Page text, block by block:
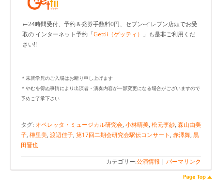
←24時間受付、予約＆発券手数料0円、セブン-イレブン店頭でお受
取の インターネット予約「Gettii（ゲッティ）
」も是非ご利用くだ
さい!!
＊未就学児のご入場はお断り申し上げます
＊やむを得ぬ事情により出演者・演奏内容が一部変更になる場合がございますので
予めご了承下さい
タグ: オペレッタ・ミュージカル研究会, 小林晴美, 松元李紗, 森山由美
子, 榊里美, 渡辺佳子, 第17回二期会研究会駅伝コンサート , 赤澤舞, 黒
田晋也
カテゴリー:公演情報 | パーマリンク